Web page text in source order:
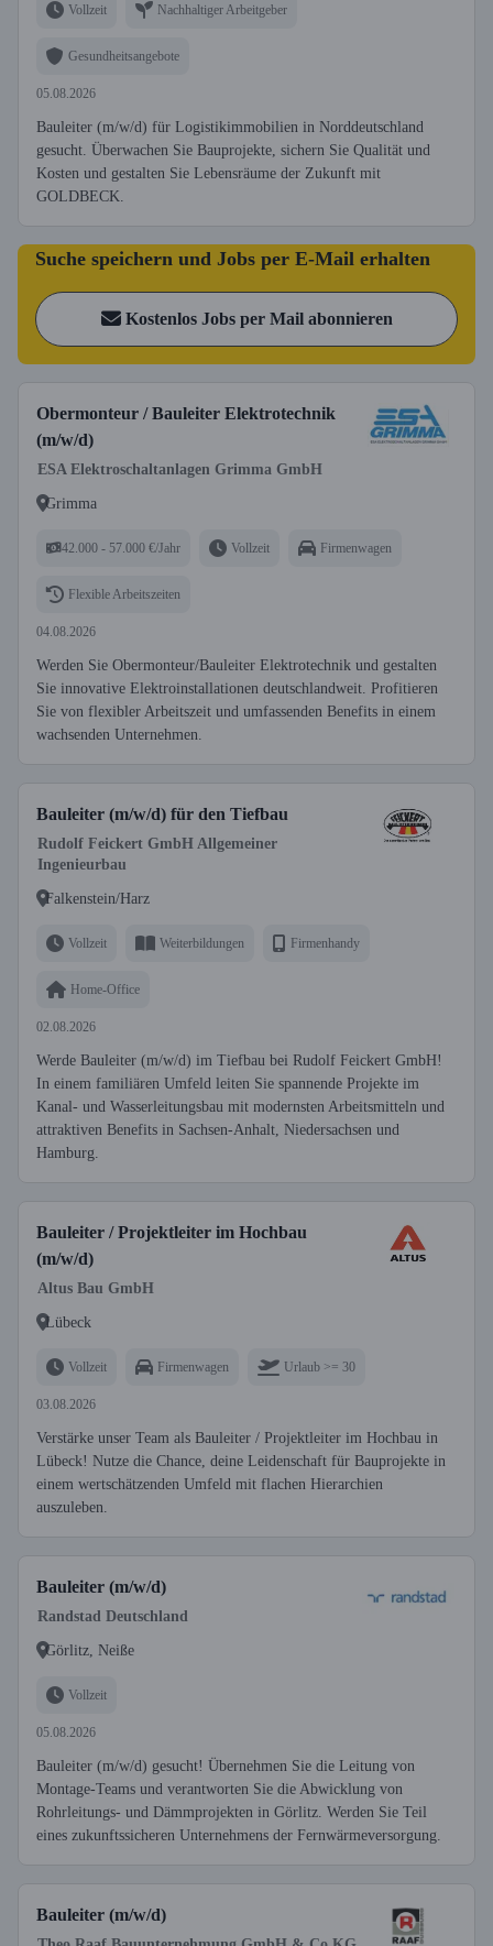
Vollzeit Nachhaltiger Arbeitgeber
Gesundheitsangebote
05.08.2026
Bauleiter (m/w/d) für Logistikimmobilien in Norddeutschland
gesucht. Überwachen Sie Bauprojekte, sichern Sie Qualität und
Kosten und gestalten Sie Lebensräume der Zukunft mit
GOLDBECK.
Suche speichern und Jobs per E-Mail erhalten
Kostenlos Jobs per Mail abonnieren
Obermonteur / Bauleiter Elektrotechnik
(m/w/d)
ESA Elektroschaltanlagen Grimma GmbH
Grimma
42.000 - 57.000 €/Jahr Vollzeit Firmenwagen
Flexible Arbeitszeiten
04.08.2026
Werden Sie Obermonteur/Bauleiter Elektrotechnik und gestalten
Sie innovative Elektroinstallationen deutschlandweit. Profitieren
Sie von flexibler Arbeitszeit und umfassenden Benefits in einem
wachsenden Unternehmen.
Bauleiter (m/w/d) für den Tiefbau
Rudolf Feickert GmbH Allgemeiner
Ingenieurbau
Falkenstein/Harz
Vollzeit Weiterbildungen Firmenhandy
Home-Office
02.08.2026
Werde Bauleiter (m/w/d) im Tiefbau bei Rudolf Feickert GmbH!
In einem familiären Umfeld leiten Sie spannende Projekte im
Kanal- und Wasserleitungsbau mit modernsten Arbeitsmitteln und
attraktiven Benefits in Sachsen-Anhalt, Niedersachsen und
Hamburg.
Bauleiter / Projektleiter im Hochbau
(m/w/d)
Altus Bau GmbH
Lübeck
Vollzeit Firmenwagen Urlaub >= 30
03.08.2026
Verstärke unser Team als Bauleiter / Projektleiter im Hochbau in
Lübeck! Nutze die Chance, deine Leidenschaft für Bauprojekte in
einem wertschätzenden Umfeld mit flachen Hierarchien
auszuleben.
Bauleiter (m/w/d)
Randstad Deutschland
Görlitz, Neiße
Vollzeit
05.08.2026
Bauleiter (m/w/d) gesucht! Übernehmen Sie die Leitung von
Montage-Teams und verantworten Sie die Abwicklung von
Rohrleitungs- und Dämmprojekten in Görlitz. Werden Sie Teil
eines zukunftssicheren Unternehmens der Fernwärmeversorgung.
Bauleiter (m/w/d)